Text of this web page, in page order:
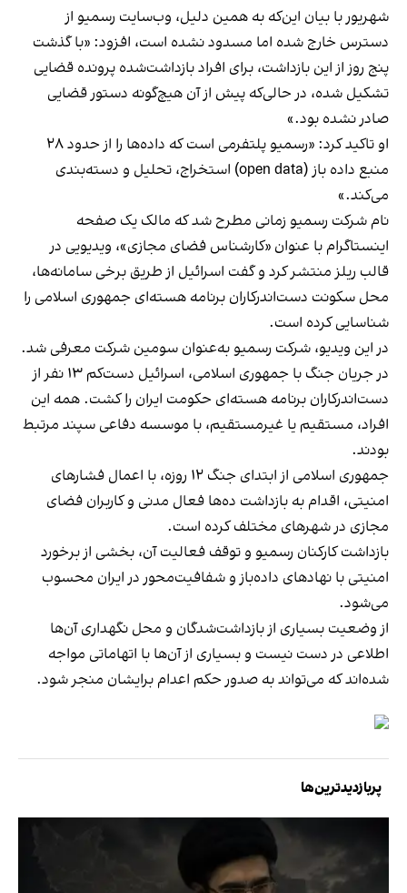
شهریور با بیان این‌که به همین دلیل، وب‌سایت رسمیو از
دسترس خارج شده اما مسدود نشده است، افزود: «با گذشت
پنج روز از این بازداشت، برای افراد بازداشت‌شده پرونده قضایی
تشکیل شده، در حالی‌که پیش از آن هیچ‌گونه دستور قضایی
صادر نشده بود.»
او تاکید کرد: «رسمیو پلتفرمی است که داده‌ها را از حدود ۲۸
منبع داده باز (open data) استخراج، تحلیل و دسته‌بندی
می‌کند.»
نام شرکت رسمیو زمانی مطرح شد که مالک یک صفحه
اینستاگرام با عنوان «کارشناس فضای مجازی»، ویدیویی در
قالب ریلز منتشر کرد و گفت اسرائیل از طریق برخی سامانه‌ها،
محل سکونت دست‌اندرکاران برنامه هسته‌ای جمهوری اسلامی را
شناسایی کرده است.
در این ویدیو، شرکت رسمیو به‌عنوان سومین شرکت معرفی شد.
در جریان جنگ با جمهوری اسلامی، اسرائیل دست‌کم ۱۳ نفر از
دست‌اندرکاران برنامه هسته‌ای حکومت ایران را کشت. همه این
افراد، مستقیم یا غیرمستقیم، با موسسه دفاعی سپند مرتبط
بودند.
جمهوری اسلامی از ابتدای جنگ ۱۲ روزه، با اعمال فشارهای
امنیتی، اقدام به بازداشت ده‌ها فعال مدنی و کاربران فضای
مجازی در شهرهای مختلف کرده است.
بازداشت کارکنان رسمیو و توقف فعالیت آن، بخشی از برخورد
امنیتی با نهادهای داده‌باز و شفافیت‌محور در ایران محسوب
می‌شود.
از وضعیت بسیاری از بازداشت‌شدگان و محل نگهداری آن‌ها
اطلاعی در دست نیست و بسیاری از آن‌ها با اتهاماتی مواجه
شده‌اند که می‌تواند به صدور حکم اعدام برایشان منجر شود.
پربازدیدترین‌ها